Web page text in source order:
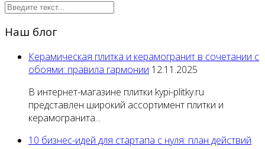
Наш блог
Керамическая плитка и керамогранит в сочетании с
обоями: правила гармонии 12.11.2025
В интернет-магазине плитки kypi-plitky.ru
представлен широкий ассортимент плитки и
керамогранита...
10 бизнес-идей для стартапа с нуля: план действий